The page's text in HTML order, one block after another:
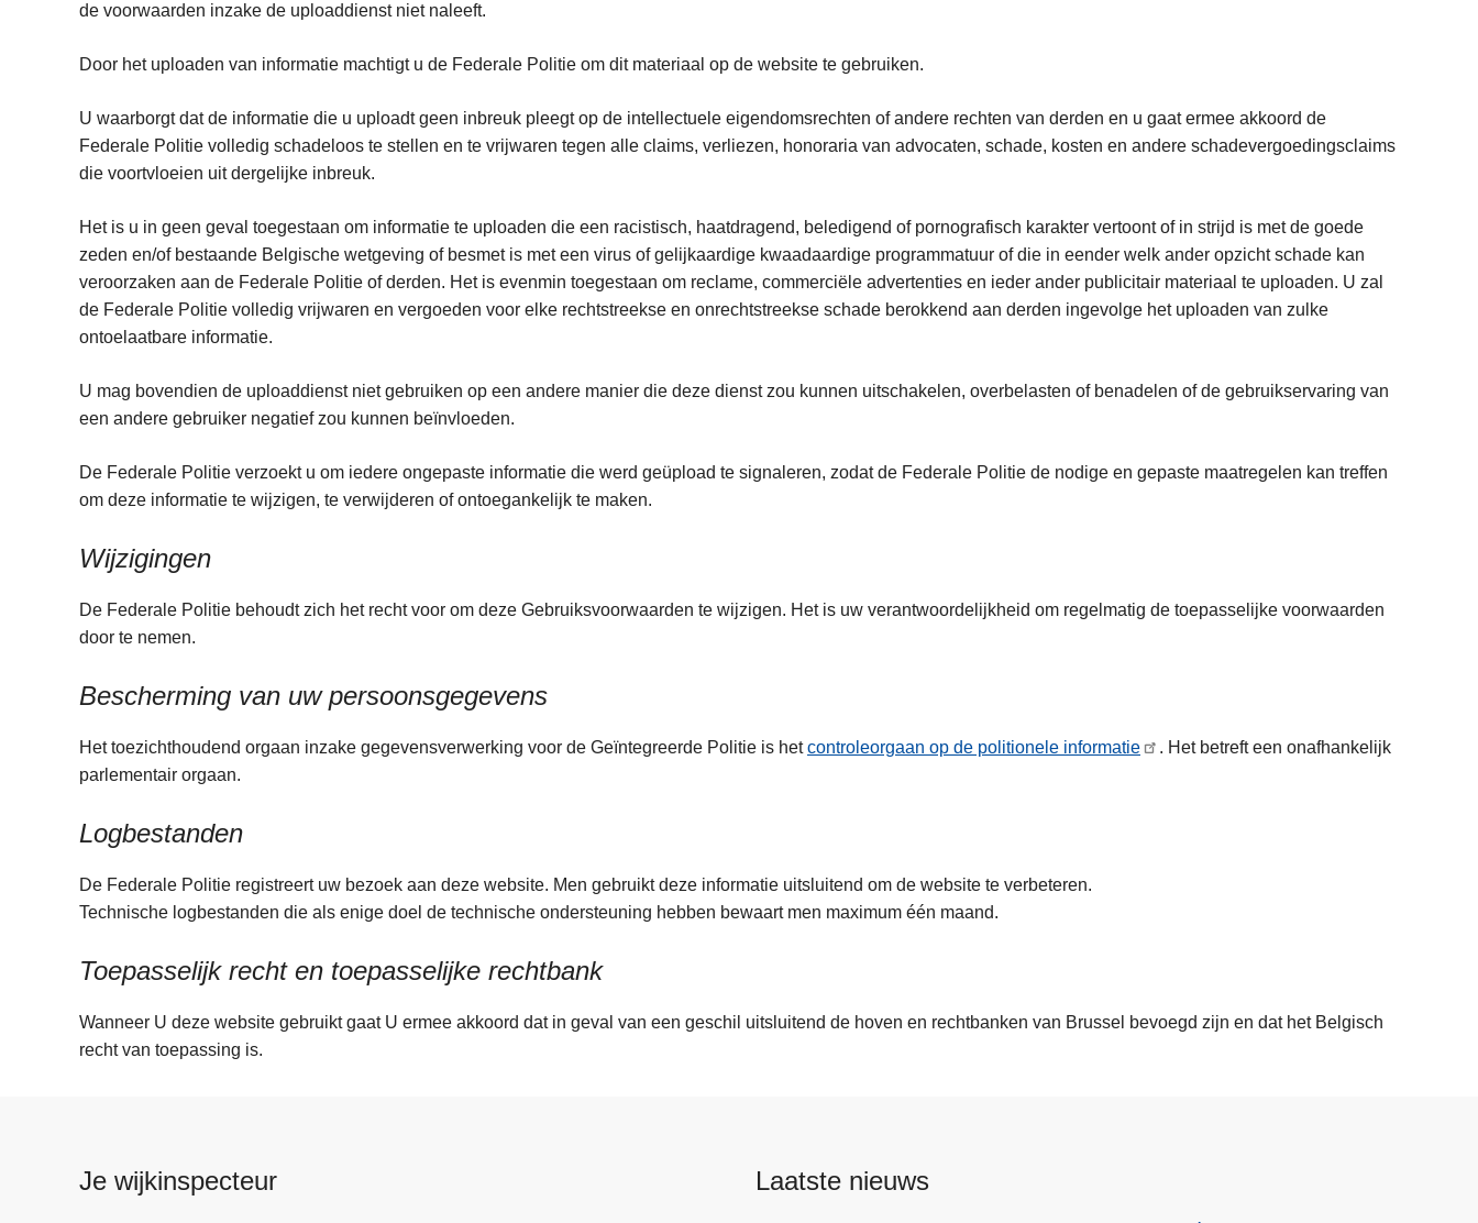
de voorwaarden inzake de uploaddienst niet naleeft.
Door het uploaden van informatie machtigt u de Federale Politie om dit materiaal op de website te gebruiken.
U waarborgt dat de informatie die u uploadt geen inbreuk pleegt op de intellectuele eigendomsrechten of andere rechten van derden en u gaat ermee akkoord de
Federale Politie volledig schadeloos te stellen en te vrijwaren tegen alle claims, verliezen, honoraria van advocaten, schade, kosten en andere schadevergoedingsclaims
die voortvloeien uit dergelijke inbreuk.
Het is u in geen geval toegestaan om informatie te uploaden die een racistisch, haatdragend, beledigend of pornografisch karakter vertoont of in strijd is met de goede
zeden en/of bestaande Belgische wetgeving of besmet is met een virus of gelijkaardige kwaadaardige programmatuur of die in eender welk ander opzicht schade kan
veroorzaken aan de Federale Politie of derden. Het is evenmin toegestaan om reclame, commerciële advertenties en ieder ander publicitair materiaal te uploaden. U zal
de Federale Politie volledig vrijwaren en vergoeden voor elke rechtstreekse en onrechtstreekse schade berokkend aan derden ingevolge het uploaden van zulke
ontoelaatbare informatie.
U mag bovendien de uploaddienst niet gebruiken op een andere manier die deze dienst zou kunnen uitschakelen, overbelasten of benadelen of de gebruikservaring van
een andere gebruiker negatief zou kunnen beïnvloeden.
De Federale Politie verzoekt u om iedere ongepaste informatie die werd geüpload te signaleren, zodat de Federale Politie de nodige en gepaste maatregelen kan treffen
om deze informatie te wijzigen, te verwijderen of ontoegankelijk te maken.
Wijzigingen
De Federale Politie behoudt zich het recht voor om deze Gebruiksvoorwaarden te wijzigen. Het is uw verantwoordelijkheid om regelmatig de toepasselijke voorwaarden
door te nemen.
Bescherming van uw persoonsgegevens
Het toezichthoudend orgaan inzake gegevensverwerking voor de Geïntegreerde Politie is hetcontroleorgaan op de politionele informatie
. Het betreft een onafhankelijk
parlementair orgaan.
Logbestanden
De Federale Politie registreert uw bezoek aan deze website. Men gebruikt deze informatie uitsluitend om de website te verbeteren.
Technische logbestanden die als enige doel de technische ondersteuning hebben bewaart men maximum één maand.
Toepasselijk recht en toepasselijke rechtbank
Wanneer U deze website gebruikt gaat U ermee akkoord dat in geval van een geschil uitsluitend de hoven en rechtbanken van Brussel bevoegd zijn en dat het Belgisch
recht van toepassing is.
Je wijkinspecteur Laatste nieuws